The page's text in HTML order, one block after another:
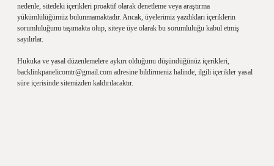
nedenle, sitedeki içerikleri proaktif olarak denetleme veya araştırma
yükümlülüğümüz bulunmamaktadır. Ancak, üyelerimiz yazdıkları içeriklerin
sorumluluğunu taşımakta olup, siteye üye olarak bu sorumluluğu kabul etmiş
sayılırlar.
Hukuka ve yasal düzenlemelere aykırı olduğunu düşündüğünüz içerikleri,
backlinkpanelicomtr@gmail.com adresine bildirmeniz halinde, ilgili içerikler yasal
süre içerisinde sitemizden kaldırılacaktır.